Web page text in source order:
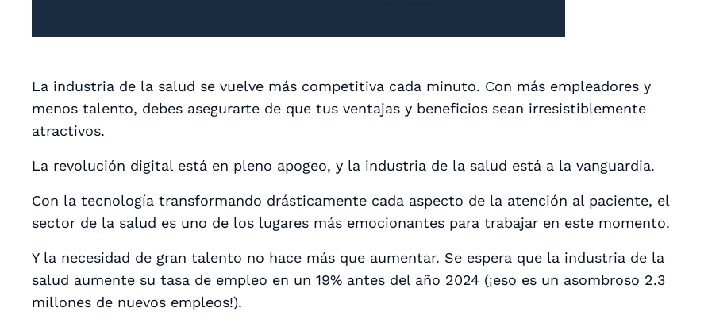
La industria de la salud se vuelve más competitiva cada minuto. Con más empleadores y
menos talento, debes asegurarte de que tus ventajas y beneficios sean irresistiblemente
atractivos.
La revolución digital está en pleno apogeo, y la industria de la salud está a la vanguardia.
Con la tecnología transformando drásticamente cada aspecto de la atención al paciente, el
sector de la salud es uno de los lugares más emocionantes para trabajar en este momento.
Y la necesidad de gran talento no hace más que aumentar. Se espera que la industria de la
salud aumente su tasa de empleo en un 19% antes del año 2024 (¡eso es un asombroso 2.3
millones de nuevos empleos!).